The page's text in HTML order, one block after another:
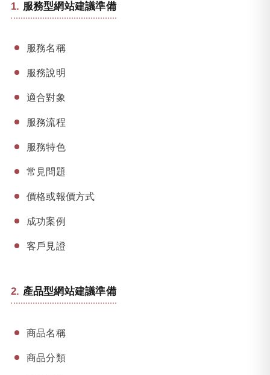
服務型網站建議準備
服務名稱
服務說明
適合對象
服務流程
服務特色
常見問題
價格或報價方式
成功案例
客戶見證
產品型網站建議準備
商品名稱
商品分類